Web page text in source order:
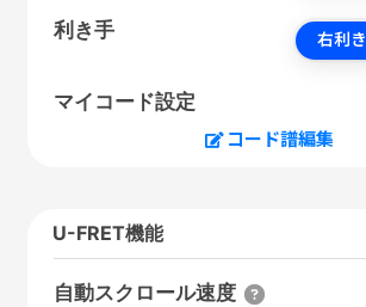
利き手 右利き
マイコード設定
コード譜編集
U-FRET機能
自動スクロール速度